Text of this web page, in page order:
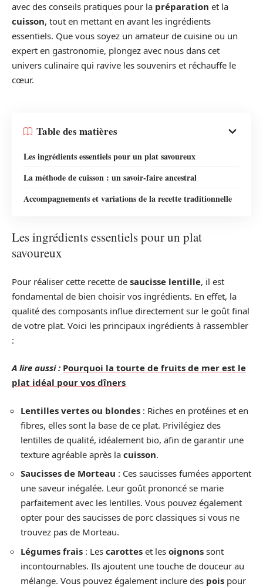
avec des conseils pratiques pour la préparation et la
cuisson, tout en mettant en avant les ingrédients
essentiels. Que vous soyez un amateur de cuisine ou un
expert en gastronomie, plongez avec nous dans cet
univers culinaire qui ravive les souvenirs et réchauffe le
cœur.
Table des matières
Les ingrédients essentiels pour un plat savoureux
La méthode de cuisson : un savoir-faire ancestral
Accompagnements et variations de la recette traditionnelle
Les ingrédients essentiels pour un plat
savoureux
Pour réaliser cette recette de saucisse lentille, il est
fondamental de bien choisir vos ingrédients. En effet, la
qualité des composants influe directement sur le goût final
de votre plat. Voici les principaux ingrédients à rassembler
:
A lire aussi : Pourquoi la tourte de fruits de mer est le
plat idéal pour vos dîners
Lentilles vertes ou blondes : Riches en protéines et en
fibres, elles sont la base de ce plat. Privilégiez des
lentilles de qualité, idéalement bio, afin de garantir une
texture agréable après la cuisson.
Saucisses de Morteau : Ces saucisses fumées apportent
une saveur inégalée. Leur goût prononcé se marie
parfaitement avec les lentilles. Vous pouvez également
opter pour des saucisses de porc classiques si vous ne
trouvez pas de Morteau.
Légumes frais : Les carottes et les oignons sont
incontournables. Ils ajoutent une touche de douceur au
mélange. Vous pouvez également inclure des pois pour